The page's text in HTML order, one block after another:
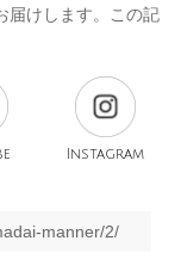
届けします。この記
Instagram
manner/2/